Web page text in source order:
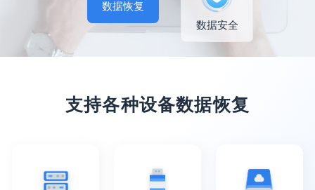
数据恢复
数据安全
支持各种设备数据恢复